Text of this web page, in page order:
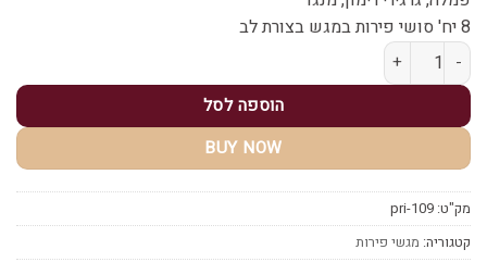
8 יח' סושי פירות במגש בצורת לב
כמות של מארז פירות משולב מיקס סושי פירות
הוספה לסל
BUY NOW
מק"ט: pri-109
קטגוריה: מגשי פירות